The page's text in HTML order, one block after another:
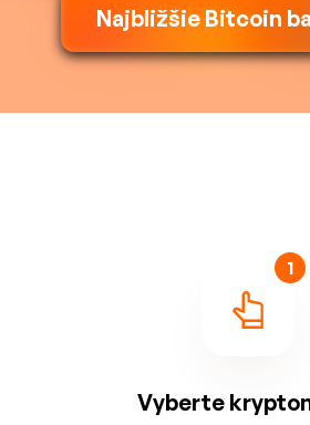
Najbližšie Bitcoin
1
Vyberte